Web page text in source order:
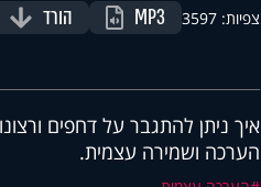
צפיות: 3597 MP3 הורד
איך ניתן להתגבר על דחפים
הערכה ושמירה עצמית.